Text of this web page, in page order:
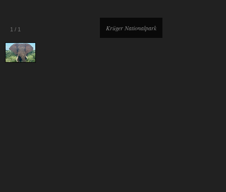
1 / 1 Krüger Nationalpark